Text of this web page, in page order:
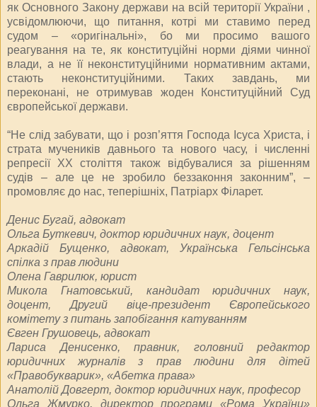
як Основного Закону держави на всій території України ,
усвідомлюючи, що питання, котрі ми ставимо перед
судом – «оригінальні», бо ми просимо вашого
реагування на те, як конституційні норми діями чинної
влади, а не її неконституційними нормативним актами,
стають неконституційними. Таких завдань, ми
переконані, не отримував жоден Конституційний Суд
європейської держави.
“Не слід забувати, що і розп’яття Господа Ісуса Христа, і
страта мучеників давнього та нового часу, і численні
репресії ХХ століття також відбувалися за рішенням
судів – але це не зробило беззаконня законним”, –
промовляє до нас, теперішніх, Патріарх Філарет.
Денис Бугай, адвокат
Ольга Буткевич, доктор юридичних наук, доцент
Аркадій Бущенко, адвокат, Українська Гельсінська
спілка з прав людини
Олена Гаврилюк, юрист
Микола Гнатовський, кандидат юридичних наук,
доцент, Другий віце-президент Європейського
комітету з питань запобігання катуванням
Євген Грушовець, адвокат
Лариса Денисенко, правник, головний редактор
юридичних журналів з прав людини для дітей
«Правобукварик», «Абетка права»
Анатолій Довгерт, доктор юридичних наук, професор
Ольга Жмурко, директор програми «Рома України»